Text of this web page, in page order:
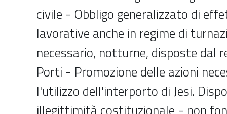
civile - Obbligo generalizzato di
lavorative anche in regime di
necessario, notturne, disposte dal
Porti - Promozione delle azioni
l'utilizzo dell'interporto di Jesi.